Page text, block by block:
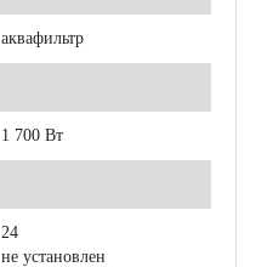
аквафильтр
1 700 Вт
24
не установлен